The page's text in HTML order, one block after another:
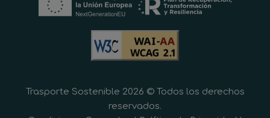
Trasporte Sostenible 2026 © Todos los derechos
reservados.